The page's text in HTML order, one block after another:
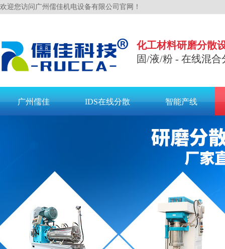
欢迎您访问广州儒佳机电设备有限公司官网！
化工材料研磨分
固/液/粉 - 在线混
广州儒佳 IDS在线分散 智能产线